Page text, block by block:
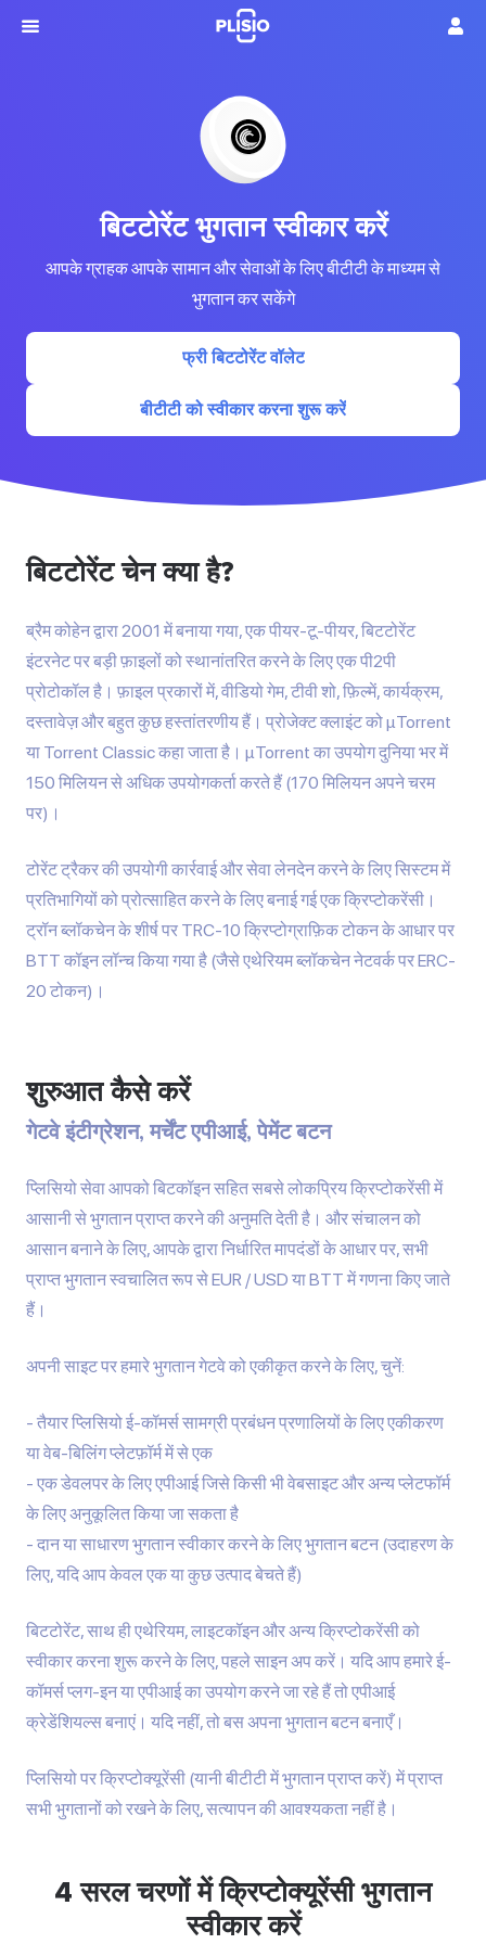
बिटटोरेंट भुगतान स्वीकार करें
आपके ग्राहक आपके सामान और सेवाओं के लिए बीटीटी के माध्यम से
भुगतान कर सकेंगे
फ्री बिटटोरेंट वॉलेट
बीटीटी को स्वीकार करना शुरू करें
बिटटोरेंट चेन क्या है?
ब्रैम कोहेन द्वारा 2001 में बनाया गया, एक पीयर-टू-पीयर, बिटटोरेंट
इंटरनेट पर बड़ी फ़ाइलों को स्थानांतरित करने के लिए एक पी2पी
प्रोटोकॉल है। फ़ाइल प्रकारों में, वीडियो गेम, टीवी शो, फ़िल्में, कार्यक्रम,
दस्तावेज़ और बहुत कुछ हस्तांतरणीय हैं। प्रोजेक्ट क्लाइंट को μTorrent
या Torrent Classic कहा जाता है। μTorrent का उपयोग दुनिया भर में
150 मिलियन से अधिक उपयोगकर्ता करते हैं (170 मिलियन अपने चरम
पर)।
टोरेंट ट्रैकर की उपयोगी कार्रवाई और सेवा लेनदेन करने के लिए सिस्टम में
प्रतिभागियों को प्रोत्साहित करने के लिए बनाई गई एक क्रिप्टोकरेंसी।
ट्रॉन ब्लॉकचेन के शीर्ष पर TRC-10 क्रिप्टोग्राफ़िक टोकन के आधार पर
BTT कॉइन लॉन्च किया गया है (जैसे एथेरियम ब्लॉकचेन नेटवर्क पर ERC-
20 टोकन)।
शुरुआत कैसे करें
गेटवे इंटीग्रेशन, मर्चेंट एपीआई, पेमेंट बटन
प्लिसियो सेवा आपको बिटकॉइन सहित सबसे लोकप्रिय क्रिप्टोकरेंसी में
आसानी से भुगतान प्राप्त करने की अनुमति देती है। और संचालन को
आसान बनाने के लिए, आपके द्वारा निर्धारित मापदंडों के आधार पर, सभी
प्राप्त भुगतान स्वचालित रूप से EUR / USD या BTT में गणना किए जाते
हैं।
अपनी साइट पर हमारे भुगतान गेटवे को एकीकृत करने के लिए, चुनें:
तैयार प्लिसियोई-कॉमर्स सामग्री प्रबंधन प्रणालियों के लिए एकीकरण
या वेब-बिलिंग प्लेटफ़ॉर्म में से एक
एक डेवलपर के लिए एपीआई जिसे किसी भी वेबसाइट और अन्य प्लेटफॉर्म
के लिए अनुकूलित किया जा सकता है
दान या साधारण भुगतान स्वीकार करने के लिए भुगतान बटन (उदाहरण के
लिए, यदि आप केवल एक या कुछ उत्पाद बेचते हैं)
बिटटोरेंट, साथ ही एथेरियम, लाइटकॉइन और अन्य क्रिप्टोकरेंसी को
स्वीकार करना शुरू करने के लिए, पहले साइन अप करें। यदि आप हमारे ई-
कॉमर्स प्लग-इन या एपीआई का उपयोग करने जा रहे हैं तो एपीआई
क्रेडेंशियल्स बनाएं। यदि नहीं, तो बस अपना भुगतान बटन बनाएँ।
प्लिसियो पर क्रिप्टोक्यूरेंसी (यानी बीटीटी में भुगतान प्राप्त करें) में प्राप्त
सभी भुगतानों को रखने के लिए, सत्यापन की आवश्यकता नहीं है।
4 सरल चरणों में क्रिप्टोक्यूरेंसी भुगतान
स्वीकार करें